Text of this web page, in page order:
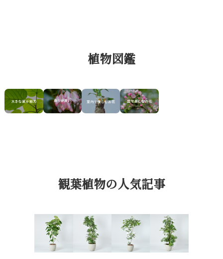
植物図鑑
観葉植物の人気記事